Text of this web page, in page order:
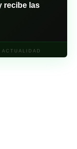
recibe las